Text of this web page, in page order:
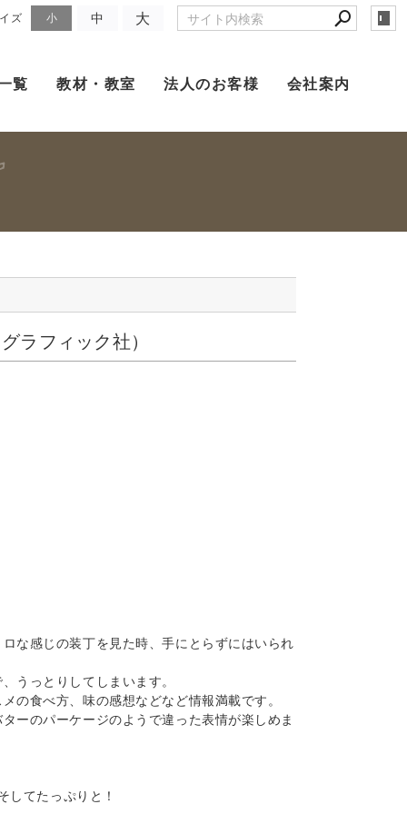
ズ 小 中 大
覧 教材・教室 法人のお客様 会社案内
ラフィック社）
な感じの装丁を見た時、手にとらずにはいられ
うっとりしてしまいます。
の食べ方、味の感想などなど情報満載です。
ーのパーケージのようで違った表情が楽しめま
てたっぷりと！